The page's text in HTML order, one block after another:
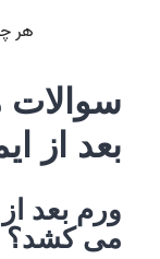
سوالات
بعد از
ورم بعد
می کشد؟